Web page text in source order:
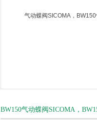
BW150气动蝶阀SICOMA，